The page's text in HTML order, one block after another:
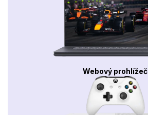
Webový prohlížeč